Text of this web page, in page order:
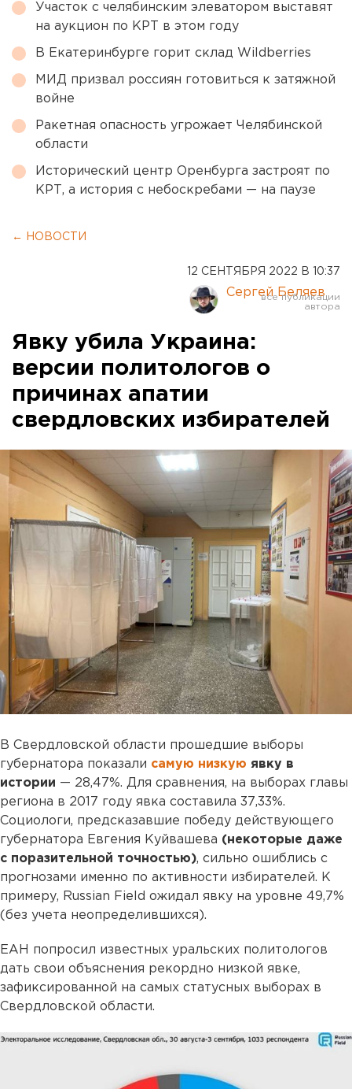
Участок с челябинским элеватором выставят
на аукцион по КРТ в этом году
В Екатеринбурге горит склад Wildberries
МИД призвал россиян готовиться к затяжной
войне
Ракетная опасность угрожает Челябинской
области
Исторический центр Оренбурга застроят по
КРТ, а история с небоскребами — на паузе
← НОВОСТИ
12 СЕНТЯБРЯ 2022 В 10:37
Сергей Беляев
Явку убила Украина:
версии политологов о
причинах апатии
свердловских избирателей
В Свердловской области прошедшие выборы
губернатора показали самую низкую явку в
истории — 28,47%. Для сравнения, на выборах главы
региона в 2017 году явка составила 37,33%.
Социологи, предсказавшие победу действующего
губернатора Евгения Куйвашева (некоторые даже
с поразительной точностью), сильно ошиблись с
прогнозами именно по активности избирателей. К
примеру, Russian Field ожидал явку на уровне 49,7%
(без учета неопределившихся).
ЕАН попросил известных уральских политологов
дать свои объяснения рекордно низкой явке,
зафиксированной на самых статусных выборах в
Свердловской области.